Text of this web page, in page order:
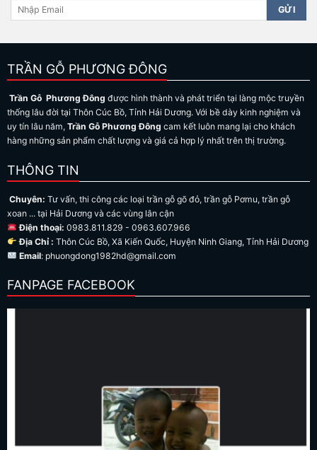
TRẦN GỖ PHƯƠNG ĐÔNG
Trần Gỗ Phương Đông được hình thành và phát triển tại làng mộc truyền
thống lâu đời tại Thôn Cúc Bồ, Tỉnh Hải Dương. Với bề dày kinh nghiệm và
uy tín lâu năm, Trần Gỗ Phương Đông cam kết luôn mang lại cho khách
hàng những sản phẩm chất lượng và giá cả hợp lý nhất trên thị trường.
THÔNG TIN
Chuyên: Tư vấn, thi công các loại trần gỗ gõ đỏ, trần gỗ Pơmu, trần gỗ
xoan ... tại Hải Dương và các vùng lân cận
Điện thoại: 0983.811.829 - 0963.607.966
Địa Chỉ : Thôn Cúc Bồ, Xã Kiến Quốc, Huyện Ninh Giang, Tỉnh Hải Dương
Email: phuongdong1982hd@gmail.com
FANPAGE FACEBOOK